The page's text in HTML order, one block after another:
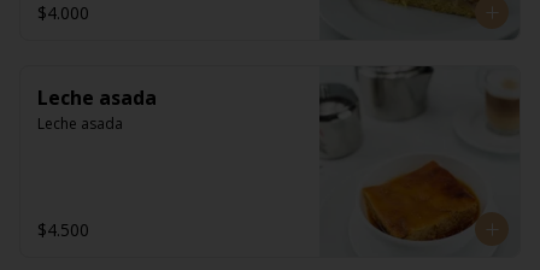
$4.000
Leche asada
Leche asada
$4.500